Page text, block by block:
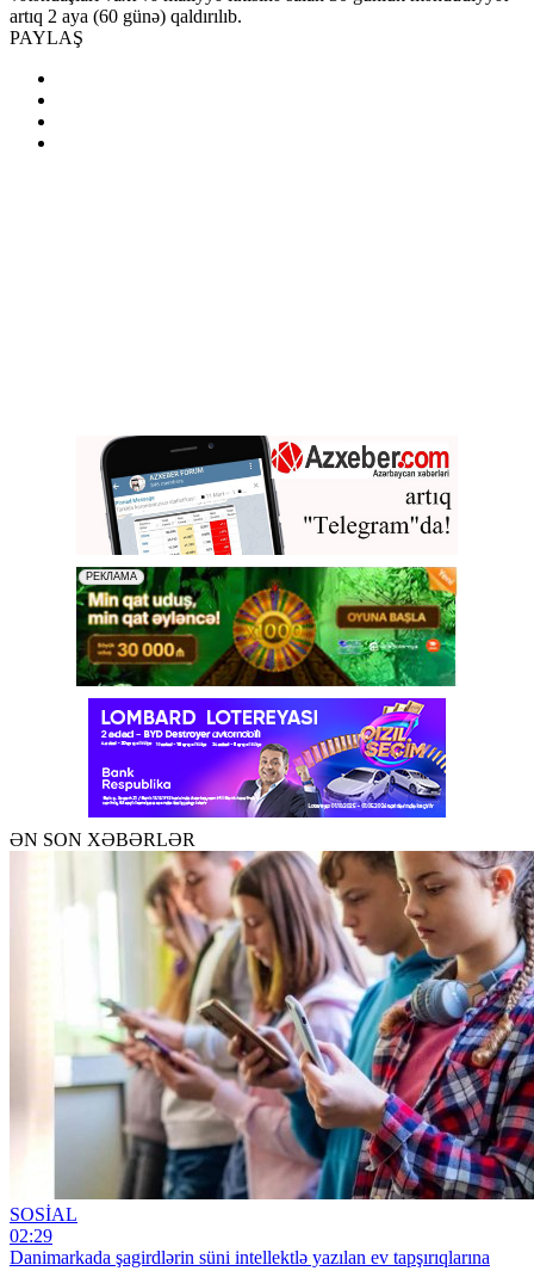
artıq 2 aya (60 günə) qaldırılıb.
PAYLAŞ
ƏN SON XƏBƏRLƏR
SOSİAL
02:29
Danimarkada şagirdlərin süni intellektlə yazılan ev tapşırıqlarına